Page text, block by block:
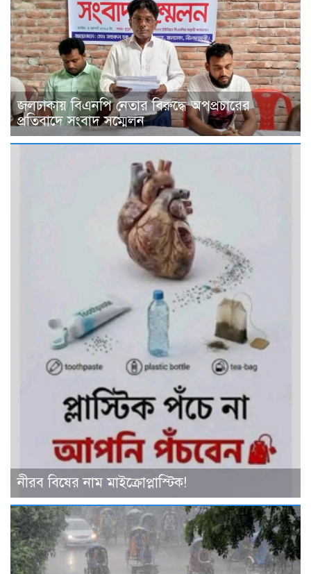
জলঢাকায় বিএনপি নেতার বিরুদ্ধে অপপ্রচারের
প্রতিবাদে সংবাদ সম্মেলন
নীরব বিষের নাম মাইক্রোপ্লাস্টিক!